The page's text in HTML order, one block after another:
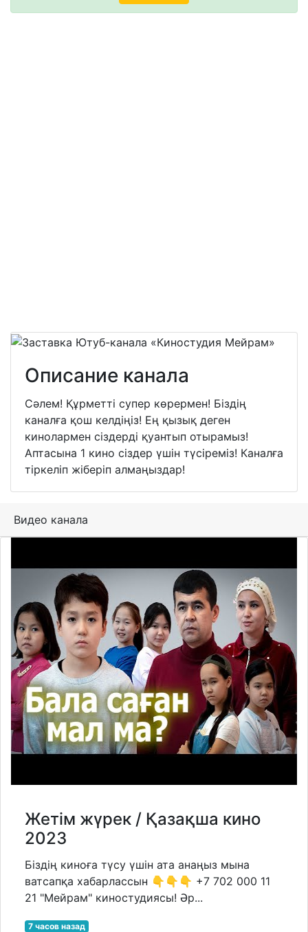
Описание канала
Сәлем! Құрметті супер көрермен! Біздің
каналға қош келдіңіз! Ең қызық деген
кинолармен сіздерді қуантып отырамыз!
Аптасына 1 кино сіздер үшін түсіреміз! Каналға
тіркеліп жіберіп алмаңыздар!
Видео канала
Жетім жүрек / Қазақша кино
2023
Біздің киноға түсу үшін ата анаңыз мына
ватсапқа хабарлассын 👇👇👇 +7 702 000 11
21 "Мейрам" киностудиясы! Әр...
7 часов назад